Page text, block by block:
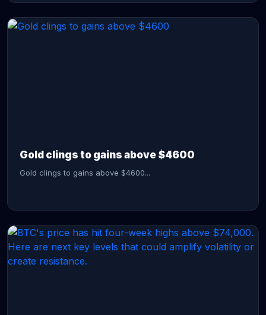
Gold clings to gains above $4600
Gold clings to gains above $4600...